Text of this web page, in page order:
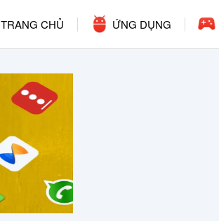
TRANG CHỦ ỨNG DỤNG